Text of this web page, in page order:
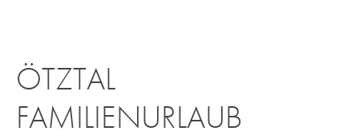
ÖTZTAL
FAMILIENURLAUB